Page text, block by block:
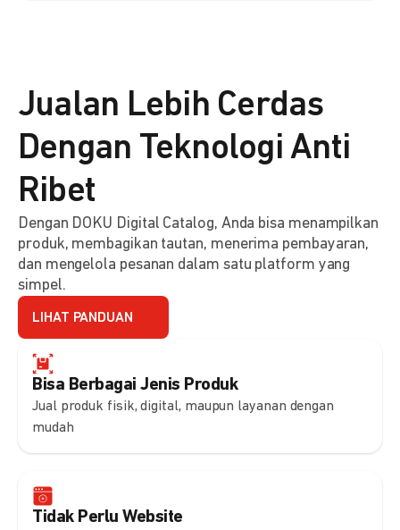
Bisa Berbagai Jenis Produk
Jual produk fisik, digital, maupun layanan dengan
mudah
Tidak Perlu Website
Jualan Lebih Cerdas
Dengan Teknologi Anti
Ribet
Dengan DOKU Digital Catalog, Anda bisa menampilkan
produk, membagikan tautan, menerima pembayaran,
dan mengelola pesanan dalam satu platform yang
simpel.
LIHAT PANDUAN